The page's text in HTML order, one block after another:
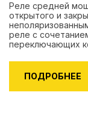
Реле средней
открытого и
реле с
переключающих
ПОДРОБНЕЕ